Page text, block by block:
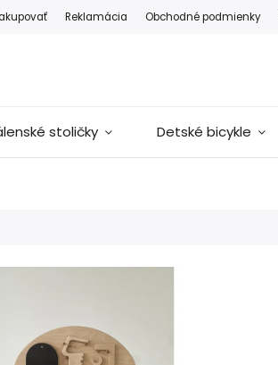
Reklamácia Obchodné podmienky
stoličky Detské bicykle